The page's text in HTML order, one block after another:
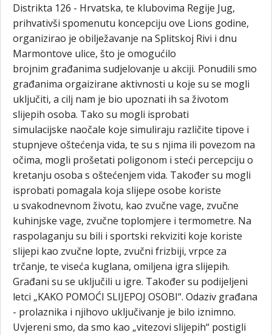
Distrikta 126 - Hrvatska, te klubovima Regije Jug,
prihvativši spomenutu koncepciju ove Lions godine,
organizirao je obilježavanje na Splitskoj Rivi i dnu
Marmontove ulice, što je omogućilo
brojnim građanima sudjelovanje u akciji. Ponudili smo
građanima orgaizirane aktivnosti u koje su se mogli
uključiti, a cilj nam je bio upoznati ih sa životom
slijepih osoba. Tako su mogli isprobati
simulacijske naočale koje simuliraju različite tipove i
stupnjeve oštećenja vida, te su s njima ili povezom na
očima, mogli prošetati poligonom i steći percepciju o
kretanju osoba s oštećenjem vida. Također su mogli
isprobati pomagala koja slijepe osobe koriste
u svakodnevnom životu, kao zvučne vage, zvučne
kuhinjske vage, zvučne toplomjere i termometre. Na
raspolaganju su bili i sportski rekviziti koje koriste
slijepi kao zvučne lopte, zvučni frizbiji, vrpce za
trčanje, te viseća kuglana, omiljena igra slijepih.
Građani su se uključili u igre. Također su podijeljeni
letci „KAKO POMOĆI SLIJEPOJ OSOBI“. Odaziv građana
- prolaznika i njihovo uključivanje je bilo iznimno.
Uvjereni smo, da smo kao „vitezovi slijepih“ postigli